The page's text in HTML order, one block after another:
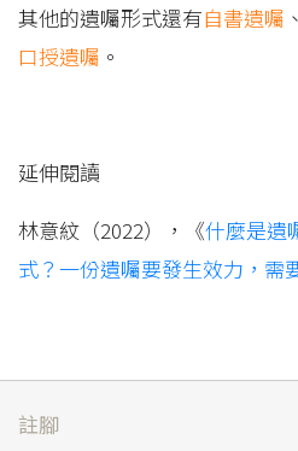
其他的遺囑形式還有自書遺囑 、
口授遺囑 。
延伸閱讀
林意紋（2022），《什麼是遺
式？一份遺囑要發生效力，需
註腳